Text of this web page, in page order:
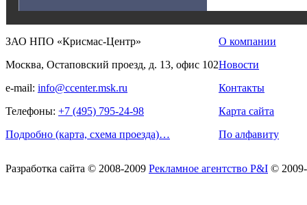
ЗАО НПО «Крисмас-Центр»
Москва, Остаповский проезд, д. 13, офис 102
e-mail: info@ccenter.msk.ru
Телефоны: +7 (495) 795-24-98
Подробно (карта, схема проезда)…
О компании
Новости
Контакты
Карта сайта
По алфавиту
Разработка сайта © 2008-2009 Рекламное агентство P&I ©